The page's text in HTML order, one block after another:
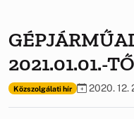
2021.01.01.-
Közszolgálati hír 2020. 12.